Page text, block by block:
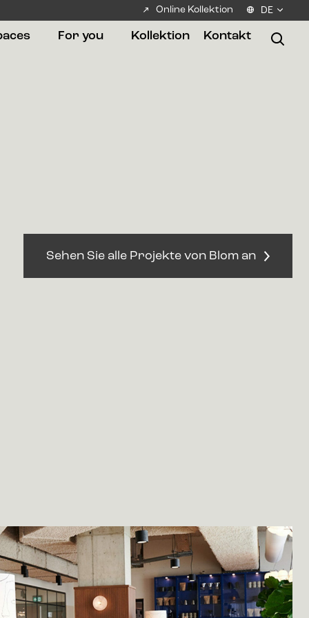
Online Kollektion DE
For you Kollektion Kontakt
Sehen Sie alle Projekte von Blom an